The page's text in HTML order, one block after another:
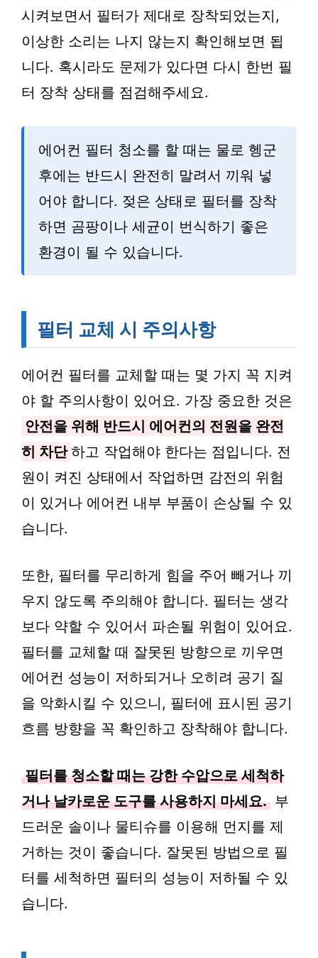
시켜보면서 필터가 제대로 장착되었는지,
이상한 소리는 나지 않는지 확인해보면 됩
니다. 혹시라도 문제가 있다면 다시 한번 필
터 장착 상태를 점검해주세요.
에어컨 필터 청소를 할 때는 물로 헹군
후에는 반드시 완전히 말려서 끼워 넣
어야 합니다. 젖은 상태로 필터를 장착
하면 곰팡이나 세균이 번식하기 좋은
환경이 될 수 있습니다.
필터 교체 시 주의사항
에어컨 필터를 교체할 때는 몇 가지 꼭 지켜
야 할 주의사항이 있어요. 가장 중요한 것은
안전을 위해 반드시 에어컨의 전원을 완전
히 차단 하고 작업해야 한다는 점입니다. 전
원이 켜진 상태에서 작업하면 감전의 위험
이 있거나 에어컨 내부 부품이 손상될 수 있
습니다.
또한, 필터를 무리하게 힘을 주어 빼거나 끼
우지 않도록 주의해야 합니다. 필터는 생각
보다 약할 수 있어서 파손될 위험이 있어요.
필터를 교체할 때 잘못된 방향으로 끼우면
에어컨 성능이 저하되거나 오히려 공기 질
을 악화시킬 수 있으니, 필터에 표시된 공기
흐름 방향을 꼭 확인하고 장착해야 합니다.
필터를 청소할 때는 강한 수압으로 세척하
거나 날카로운 도구를 사용하지 마세요. 부
드러운 솔이나 물티슈를 이용해 먼지를 제
거하는 것이 좋습니다. 잘못된 방법으로 필
터를 세척하면 필터의 성능이 저하될 수 있
습니다.